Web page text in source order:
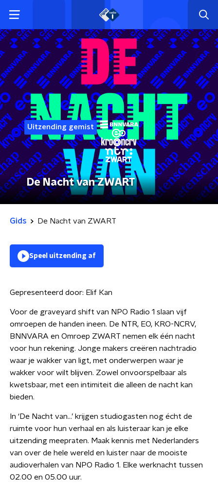
Uitzending gemist
De Nacht van ZWART
Gids De Nacht van ZWART
Speel uitzending af
Gepresenteerd door: Elif Kan
Voor de graveyard shift van NPO Radio 1 slaan vijf
omroepen de handen ineen. De NTR, EO, KRO-NCRV,
BNNVARA en Omroep ZWART nemen elk één nacht
voor hun rekening. Jonge makers creëren nachtradio
waar je wakker van ligt, met onderwerpen waar je
wakker voor wilt blijven. Zowel onvoorspelbaar als
kwetsbaar, met een intimiteit die alleen de nacht kan
bieden.
In ‘De Nacht van…’ krijgen studiogasten nog écht de
ruimte voor hun verhaal en als luisteraar kan je elke
uitzending meepraten. Maak kennis met Nederlanders
van over de hele wereld en luister naar de mooiste
audioverhalen van NPO Radio 1. Elke werknacht tussen
02.00 en 05.00 uur.